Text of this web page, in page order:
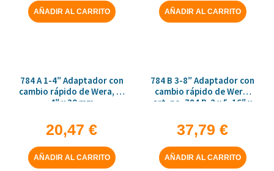
AÑADIR AL CARRITO AÑADIR AL CARRITO
784 A 1-4″ Adaptador con
cambio rápido de Wera, 1-
4″ x 30 mm
20,47 €
AÑADIR AL CARRITO
784 B 3-8″ Adaptador con
cambio rápido de Wera,
art. no. 784 B-2 x 5-16″ x
37,79 €
AÑADIR AL CARRITO